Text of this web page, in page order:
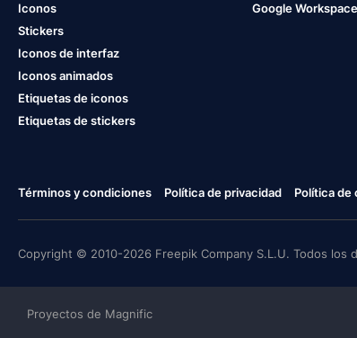
Iconos
Stickers
Iconos de interfaz
Iconos animados
Etiquetas de iconos
Etiquetas de stickers
Google Workspace
Términos y condiciones Política de privacidad Política de
Copyright © 2010-2026 Freepik Company S.L.U. Todos los
Proyectos de Magnific